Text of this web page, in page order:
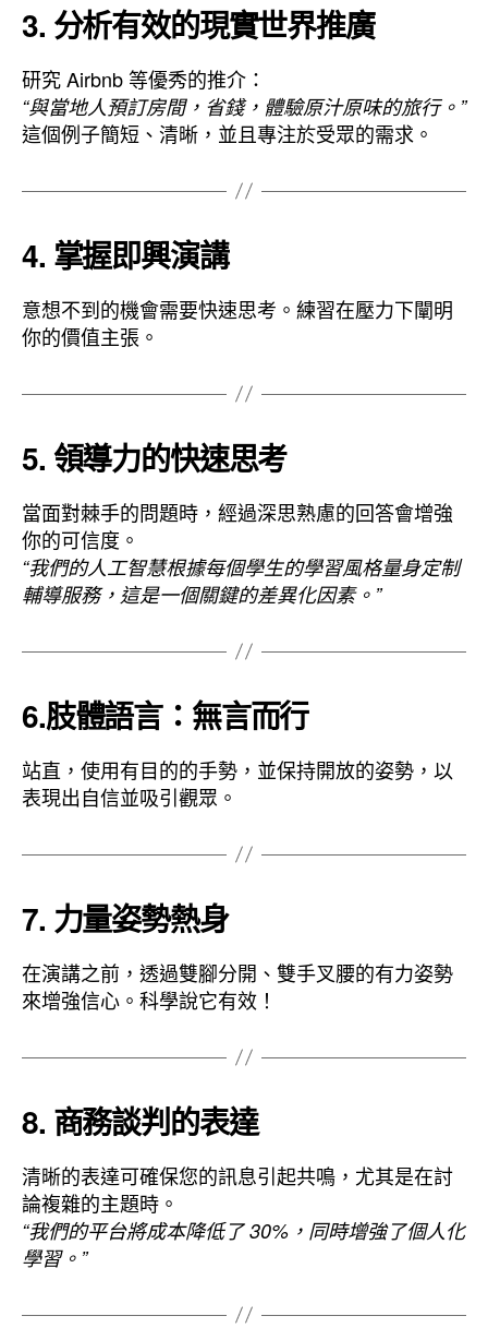
3. 分析有效的現實世界推廣
研究 Airbnb 等優秀的推介：
“與當地人預訂房間，省錢，體驗原汁原味的旅行。”
這個例子簡短、清晰，並且專注於受眾的需求。
4. 掌握即興演講
意想不到的機會需要快速思考。練習在壓力下闡明
你的價值主張。
5. 領導力的快速思考
當面對棘手的問題時，經過深思熟慮的回答會增強
你的可信度。
“我們的人工智慧根據每個學生的學習風格量身定制
輔導服務，這是一個關鍵的差異化因素。”
6.肢體語言：無言而行
站直，使用有目的的手勢，並保持開放的姿勢，以
表現出自信並吸引觀眾。
7. 力量姿勢熱身
在演講之前，透過雙腳分開、雙手叉腰的有力姿勢
來增強信心。科學說它有效！
8. 商務談判的表達
清晰的表達可確保您的訊息引起共鳴，尤其是在討
論複雜的主題時。
“我們的平台將成本降低了 30%，同時增強了個人化
學習。”